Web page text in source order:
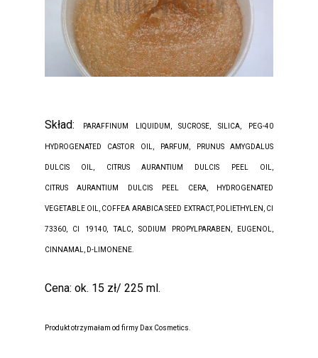
Skład: PARAFFINUM LIQUIDUM, SUCROSE, SILICA, PEG-40
HYDROGENATED CASTOR OIL, PARFUM, PRUNUS AMYGDALUS
DULCIS OIL, CITRUS AURANTIUM DULCIS PEEL OIL,
CITRUS AURANTIUM DULCIS PEEL CERA, HYDROGENATED
VEGETABLE OIL, COFFEA ARABICA SEED EXTRACT, POLIETHYLEN, CI
73360, CI 19140, TALC, SODIUM PROPYLPARABEN, EUGENOL,
CINNAMAL, D-LIMONENE.
Cena: ok. 15 zł/ 225 ml.
Produkt otrzymałam od firmy Dax Cosmetics.